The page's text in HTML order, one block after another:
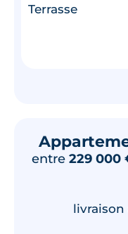
Terrasse
entre 229 000